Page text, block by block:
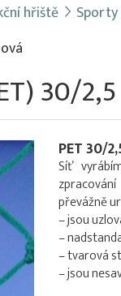
hřiště
30/
PET 30/
Síť
převážně
– jsou
–
– tvarová
– jsou